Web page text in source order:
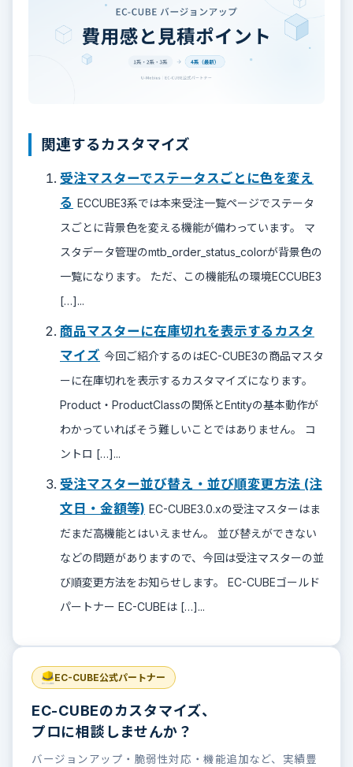
関連するカスタマイズ
受注マスターでステータスごとに色を変え
る ECCUBE3系では本来受注一覧ページでステータ
スごとに背景色を変える機能が備わっています。 マ
スタデータ管理のmtb_order_status_colorが背景色の
一覧になります。 ただ、この機能私の環境ECCUBE3
[…]...
商品マスターに在庫切れを表示するカスタ
マイズ 今回ご紹介するのはEC-CUBE3の商品マスタ
ーに在庫切れを表示するカスタマイズになります。
Product・ProductClassの関係とEntityの基本動作が
わかっていればそう難しいことではありません。 コ
ントロ […]...
受注マスター並び替え・並び順変更方法 (注
文日・金額等) EC-CUBE3.0.xの受注マスターはま
だまだ高機能とはいえません。 並び替えができない
などの問題がありますので、今回は受注マスターの並
び順変更方法をお知らせします。 EC-CUBEゴールド
パートナー EC-CUBEは […]...
EC-CUBE公式パートナー
EC-CUBEのカスタマイズ、
プロに相談しませんか？
バージョンアップ・脆弱性対応・機能追加など、実績豊